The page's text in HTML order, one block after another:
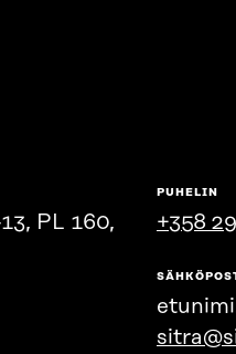
PL 160,
PUHELIN
+358